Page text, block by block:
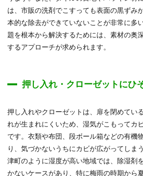
は、市販の洗剤でこすっても表面の黒ずみ
本的な除去ができていないことが非常に多
題を根本から解決するためには、素材の奥
するアプローチが求められます。
押し入れ・クローゼットにひ
押し入れやクローゼットは、扉を閉めてい
れが生まれにくいため、湿気がこもってカ
です。衣類や布団、段ボール箱などの有機
り、気づかないうちにカビが広がってしま
津町のように湿度が高い地域では、除湿剤
かないケースがあり、特に梅雨の時期から